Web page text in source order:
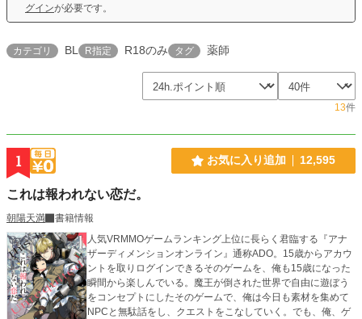
グインが必要です。
カテゴリ BL R指定 R18のみ タグ 薬師
13件
1 お気に入り追加 12,595
これは報われない恋だ。
朝陽天満
書籍情報
人気VRMMOゲームランキング上位に長らく君臨する『アナ
ザーディメンションオンライン』通称ADO。15歳からアカウ
ントを取りログインできるそのゲームを、俺も15歳になった
瞬間から楽しんでいる。魔王が倒された世界で自由に遊ぼう
をコンセプトにしたそのゲームで、俺は今日も素材を集めて
NPCと無駄話をし、クエストをこなしていく。でも、俺、ゲ